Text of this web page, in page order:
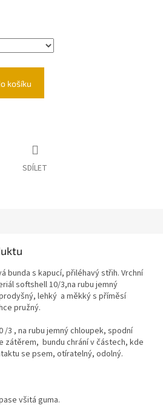
košíku
SDÍLET
bunda s kapucí, přiléhavý střih. Vrchní
softshell 10/3,na rubu jemný
lehký a měkký s příměsí
pružný.
3 , na rubu jemný chloupek, spodní
zátěrem, bundu chrání v částech, kde
se psem, otíratelný, odolný.
všitá guma.